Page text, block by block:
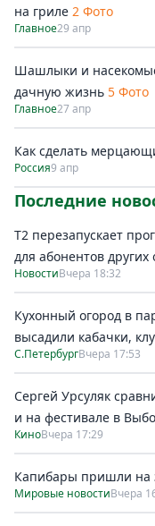
на гриле 2 Фото
Главное29 апр
Шашлыки и
дачную жизнь 5 Фото
Главное27 апр
Как сделать
Россия9 апр
Последние
Т2 перезапускает
для абонентов других
НовостиВчера 18:32
Кухонный огород в
высадили кабачки,
С.ПетербургВчера 17:53
Сергей Урсуляк
и на фестивале в
КиноВчера 17:29
Капибары пришли на
Мировые новостиВчера